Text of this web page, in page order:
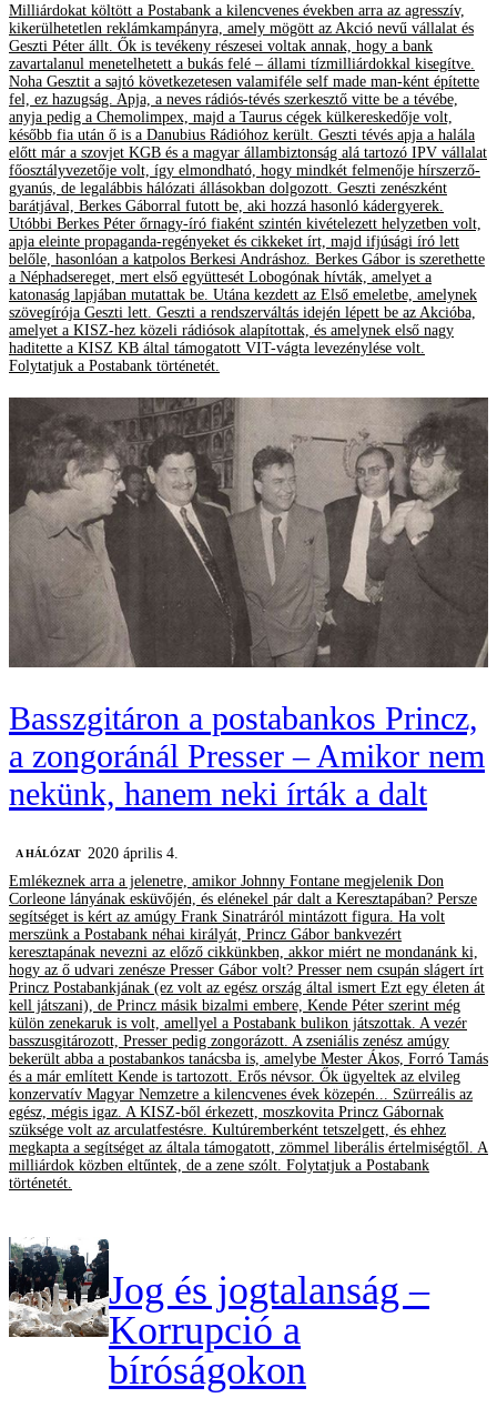
Milliárdokat költött a Postabank a kilencvenes években arra az agresszív,
kikerülhetetlen reklámkampányra, amely mögött az Akció nevű vállalat és
Geszti Péter állt. Ők is tevékeny részesei voltak annak, hogy a bank
zavartalanul menetelhetett a bukás felé – állami tízmilliárdokkal kisegítve.
Noha Gesztit a sajtó következetesen valamiféle self made man-ként építette
fel, ez hazugság. Apja, a neves rádiós-tévés szerkesztő vitte be a tévébe,
anyja pedig a Chemolimpex, majd a Taurus cégek külkereskedője volt,
később fia után ő is a Danubius Rádióhoz került. Geszti tévés apja a halála
előtt már a szovjet KGB és a magyar állambiztonság alá tartozó IPV vállalat
főosztályvezetője volt, így elmondható, hogy mindkét felmenője hírszerző-
gyanús, de legalábbis hálózati állásokban dolgozott. Geszti zenészként
barátjával, Berkes Gáborral futott be, aki hozzá hasonló kádergyerek.
Utóbbi Berkes Péter őrnagy-író fiaként szintén kivételezett helyzetben volt,
apja eleinte propaganda-regényeket és cikkeket írt, majd ifjúsági író lett
belőle, hasonlóan a katpolos Berkesi Andráshoz. Berkes Gábor is szerethette
a Néphadsereget, mert első együttesét Lobogónak hívták, amelyet a
katonaság lapjában mutattak be. Utána kezdett az Első emeletbe, amelynek
szövegírója Geszti lett. Geszti a rendszerváltás idején lépett be az Akcióba,
amelyet a KISZ-hez közeli rádiósok alapítottak, és amelynek első nagy
haditette a KISZ KB által támogatott VIT-vágta levezénylése volt.
Folytatjuk a Postabank történetét.
Basszgitáron a postabankos Princz,
a zongoránál Presser – Amikor nem
nekünk, hanem neki írták a dalt
A HÁLÓZAT
2020 április 4.
Emlékeznek arra a jelenetre, amikor Johnny Fontane megjelenik Don
Corleone lányának esküvőjén, és elénekel pár dalt a Keresztapában? Persze
segítséget is kért az amúgy Frank Sinatráról mintázott figura. Ha volt
merszünk a Postabank néhai királyát, Princz Gábor bankvezért
keresztapának nevezni az előző cikkünkben, akkor miért ne mondanánk ki,
hogy az ő udvari zenésze Presser Gábor volt? Presser nem csupán slágert írt
Princz Postabankjának (ez volt az egész ország által ismert Ezt egy életen át
kell játszani), de Princz másik bizalmi embere, Kende Péter szerint még
külön zenekaruk is volt, amellyel a Postabank bulikon játszottak. A vezér
basszusgitározott, Presser pedig zongorázott. A zseniális zenész amúgy
bekerült abba a postabankos tanácsba is, amelybe Mester Ákos, Forró Tamás
és a már említett Kende is tartozott. Erős névsor. Ők ügyeltek az elvileg
konzervatív Magyar Nemzetre a kilencvenes évek közepén... Szürreális az
egész, mégis igaz. A KISZ-ből érkezett, moszkovita Princz Gábornak
szüksége volt az arculatfestésre. Kultúremberként tetszelgett, és ehhez
megkapta a segítséget az általa támogatott, zömmel liberális értelmiségtől. A
milliárdok közben eltűntek, de a zene szólt. Folytatjuk a Postabank
történetét.
Jog és jogtalanság –
Korrupció a
bíróságokon